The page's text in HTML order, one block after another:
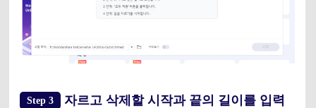
Step 3
자르고 삭제할 시작과 끝의 길이를 입력